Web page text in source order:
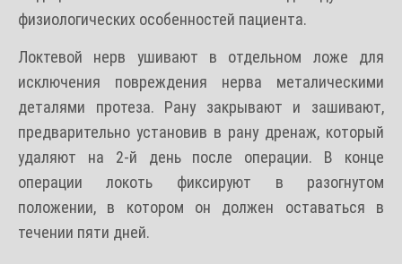
физиологических особенностей пациента.
Локтевой нерв ушивают в отдельном ложе для
исключения повреждения нерва металическими
деталями протеза. Рану закрывают и зашивают,
предварительно установив в рану дренаж, который
удаляют на 2-й день после операции. В конце
операции локоть фиксируют в разогнутом
положении, в котором он должен оставаться в
течении пяти дней.